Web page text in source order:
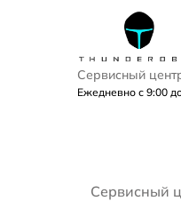
Сервисный
Ежедневно с 9:00
Сервисный